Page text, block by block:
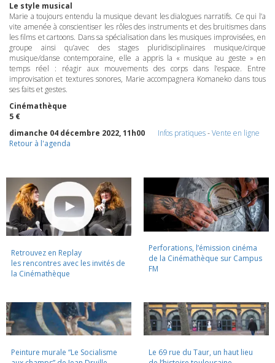
Le style musical
Marie a toujours entendu la musique devant les dialogues narratifs. Ce qui l’a
vite amenée à conscientiser les rôles des instruments et des bruitismes dans
les films et cartoons. Dans sa spécialisation dans les musiques improvisées, en
groupe ainsi qu’avec des stages pluridisciplinaires musique/cirque
musique/danse contemporaine, elle a appris la « musique au geste » en
temps réel : réagir aux mouvements des corps dans l’espace. Entre
improvisation et textures sonores, Marie accompagnera Komaneko dans tous
ses faits et gestes.
Cinémathèque
5 €
dimanche 04 décembre 2022, 11h00
Infos pratiques-Vente en ligne
Retour à l'agenda
Retrouvez en Replay
les rencontres avec les invités de
la Cinémathèque
Perforations, l’émission cinéma
de la Cinémathèque sur Campus
FM
Peinture murale “Le Socialisme
Le 69 rue du Taur, un haut lieu